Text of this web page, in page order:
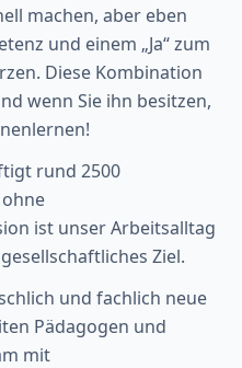
machen, aber eben
und einem „Ja“ zum
Diese Kombination
wenn Sie ihn besitzen,
rund 2500
ist unser Arbeitsalltag
Ziel.
und fachlich neue
Pädagogen und
mit